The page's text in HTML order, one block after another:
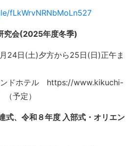
fLkWrvNRNbMoLn527
究会(2025年度冬季)
24日(土)夕方から25日(日)正午ま
ンドホテル https://www.kikuchi-
予定）
式、令和８年度 入部式・オリエン